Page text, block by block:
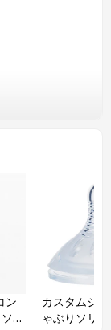
ン
フ
カスタムシ
ゃぶりソリ